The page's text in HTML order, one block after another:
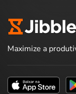
Maximize a